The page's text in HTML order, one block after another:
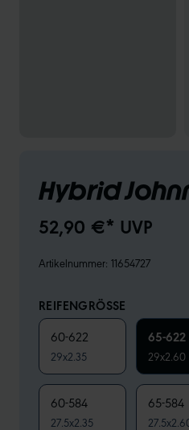
Hybrid
52,90 €* UVP
Artikelnummer: 11654727
REIFENGRÖSSE
60-622
29x2.35
65-622
29x2.60
60-584
27.5x2.35
65-584